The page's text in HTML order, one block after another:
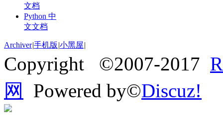
文档
Python 中
文文档
Archiver|手机版 |小黑屋|
Copyright ©2007-2017
网
Powered by©Discuz!